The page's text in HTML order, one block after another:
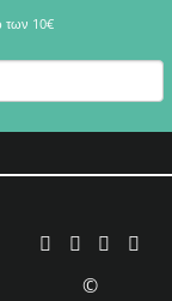
των 10€
©